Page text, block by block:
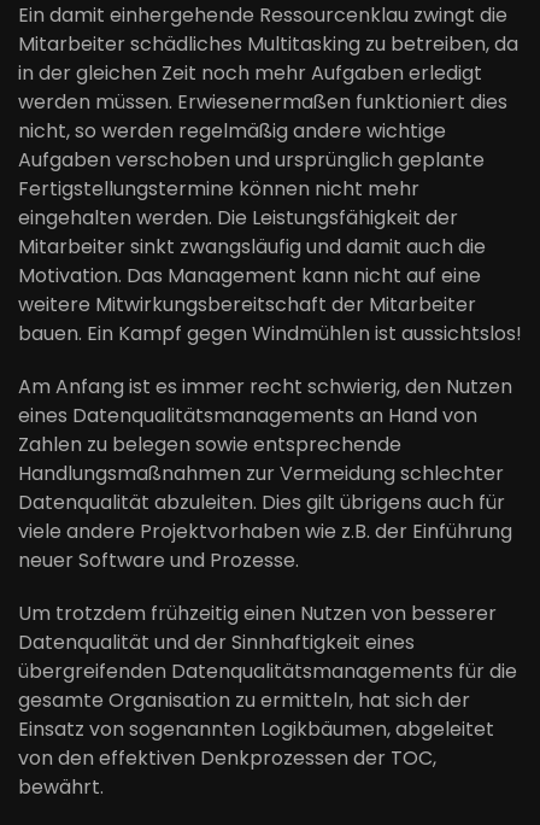
Ein damit einhergehende Ressourcenklau zwingt die
Mitarbeiter schädliches Multitasking zu betreiben, da
in der gleichen Zeit noch mehr Aufgaben erledigt
werden müssen. Erwiesenermaßen funktioniert dies
nicht, so werden regelmäßig andere wichtige
Aufgaben verschoben und ursprünglich geplante
Fertigstellungstermine können nicht mehr
eingehalten werden. Die Leistungsfähigkeit der
Mitarbeiter sinkt zwangsläufig und damit auch die
Motivation. Das Management kann nicht auf eine
weitere Mitwirkungsbereitschaft der Mitarbeiter
bauen. Ein Kampf gegen Windmühlen ist aussichtslos!
Am Anfang ist es immer recht schwierig, den Nutzen
eines Datenqualitätsmanagements an Hand von
Zahlen zu belegen sowie entsprechende
Handlungsmaßnahmen zur Vermeidung schlechter
Datenqualität abzuleiten. Dies gilt übrigens auch für
viele andere Projektvorhaben wie z.B. der Einführung
neuer Software und Prozesse.
Um trotzdem frühzeitig einen Nutzen von besserer
Datenqualität und der Sinnhaftigkeit eines
übergreifenden Datenqualitätsmanagements für die
gesamte Organisation zu ermitteln, hat sich der
Einsatz von sogenannten Logikbäumen, abgeleitet
von den effektiven Denkprozessen der TOC,
bewährt.